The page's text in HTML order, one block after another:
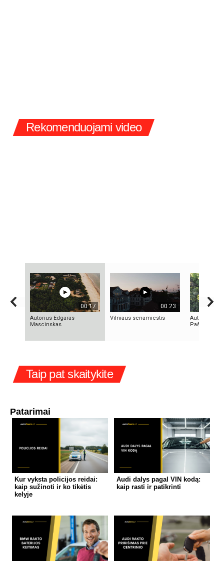
Rekomenduojami video
00:17
Autorius Edgaras
Mascinskas
00:23
Vilniaus senamiestis
Autorius
Paškevičius
Taip pat skaitykite
Patarimai
Kur vyksta policijos reidai:
kaip sužinoti ir ko tikėtis
kelyje
Audi dalys pagal VIN kodą:
kaip rasti ir patikrinti